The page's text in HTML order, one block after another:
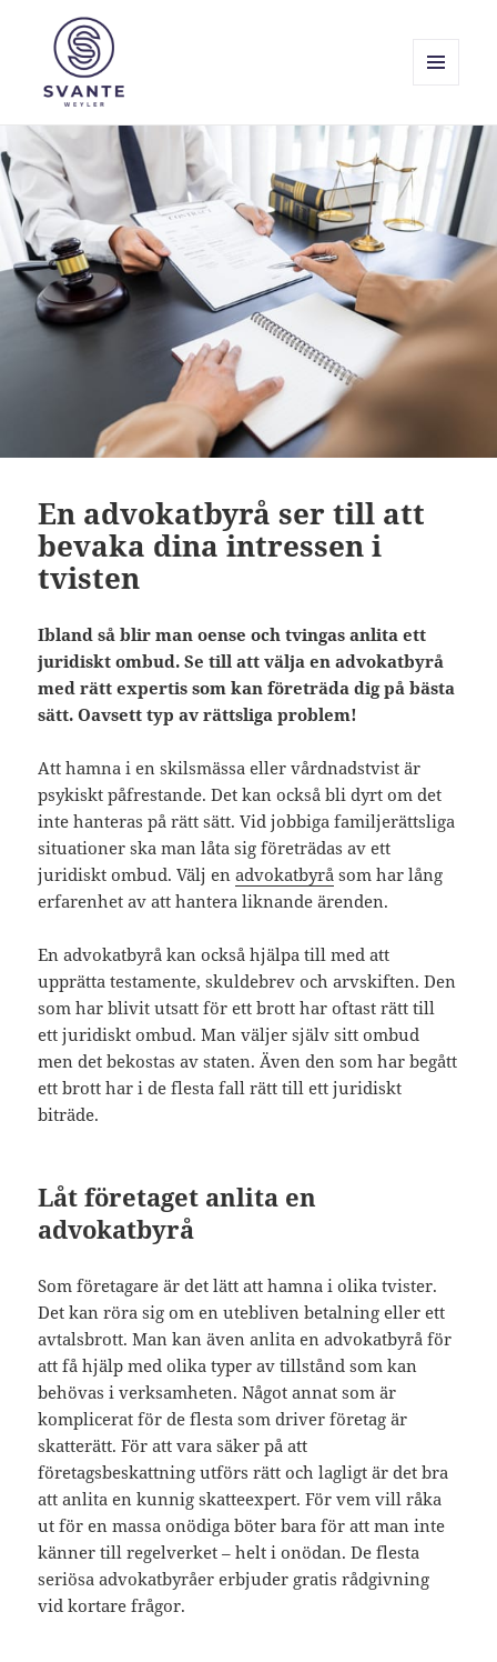
Svante Weyler
WIDGETS
En advokatbyrå ser till att
bevaka dina intressen i
tvisten
Ibland så blir man oense och tvingas anlita ett
juridiskt ombud. Se till att välja en advokatbyrå
med rätt expertis som kan företräda dig på bästa
sätt. Oavsett typ av rättsliga problem!
Att hamna i en skilsmässa eller vårdnadstvist är
psykiskt påfrestande. Det kan också bli dyrt om det
inte hanteras på rätt sätt. Vid jobbiga familjerättsliga
situationer ska man låta sig företrädas av ett
juridiskt ombud. Välj enadvokatbyrå som har lång
erfarenhet av att hantera liknande ärenden.
En advokatbyrå kan också hjälpa till med att
upprätta testamente, skuldebrev och arvskiften. Den
som har blivit utsatt för ett brott har oftast rätt till
ett juridiskt ombud. Man väljer själv sitt ombud
men det bekostas av staten. Även den som har begått
ett brott har i de flesta fall rätt till ett juridiskt
biträde.
Låt företaget anlita en
advokatbyrå
Som företagare är det lätt att hamna i olika tvister.
Det kan röra sig om en utebliven betalning eller ett
avtalsbrott. Man kan även anlita en advokatbyrå för
att få hjälp med olika typer av tillstånd som kan
behövas i verksamheten. Något annat som är
komplicerat för de flesta som driver företag är
skatterätt. För att vara säker på att
företagsbeskattning utförs rätt och lagligt är det bra
att anlita en kunnig skatteexpert. För vem vill råka
ut för en massa onödiga böter bara för att man inte
känner till regelverket – helt i onödan. De flesta
seriösa advokatbyråer erbjuder gratis rådgivning
vid kortare frågor.